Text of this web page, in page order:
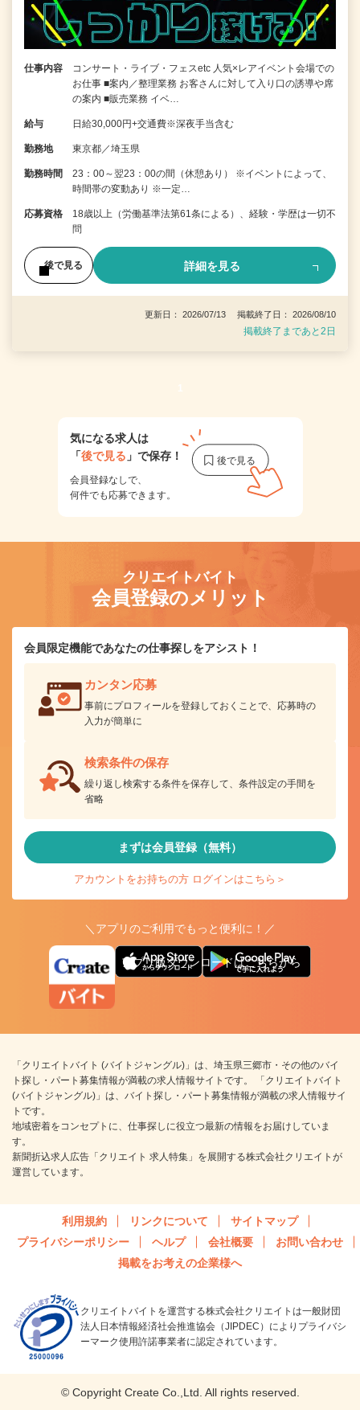
仕事内容
コンサート・ライブ・フェスetc 人気×レアイベント会場での
お仕事 ■案内／整理業務 お客さんに対して入り口の誘導や席
の案内 ■販売業務 イベ…
給与 日給30,000円+交通費※深夜手当含む
勤務地 東京都／埼玉県
勤務時間
23：00～翌23：00の間（休憩あり） ※イベントによって、
時間帯の変動あり ※一定…
応募資格
18歳以上（労働基準法第61条による）、経験・学歴は一切不
問
後で見る 詳細を見る
更新日： 2026/07/13 掲載終了日： 2026/08/10
掲載終了まであと2日
1
気になる求人は
「後で見る 」で保存！
会員登録なしで、
何件でも応募できます。
クリエイトバイト
会員登録のメリット
会員限定機能であなたの仕事探しをアシスト！
カンタン応募
事前にプロフィールを登録しておくことで、応募時の
入力が簡単に
検索条件の保存
繰り返し検索する条件を保存して、条件設定の手間を
省略
まずは会員登録（無料）
アカウントをお持ちの方 ログインはこちら＞
＼アプリのご利用でもっと便利に！／
アプリ版ダウンロードはこちらから
「クリエイトバイト (バイトジャングル)」は、埼玉県三郷市・その他のバイ
ト探し・パート募集情報が満載の求人情報サイトです。 「クリエイトバイト
(バイトジャングル)」は、バイト探し・パート募集情報が満載の求人情報サイ
トです。
地域密着をコンセプトに、仕事探しに役立つ最新の情報をお届けしていま
す。
新聞折込求人広告「クリエイト 求人特集」を展開する株式会社クリエイトが
運営しています。
利用規約 リンクについて
サイトマップ
プライバシーポリシー
ヘルプ 会社概要
お問い合わせ
掲載をお考えの企業様へ
クリエイトバイトを運営する株式会社クリエイトは一般財団
法人日本情報経済社会推進協会（JIPDEC）によりプライバシ
ーマーク使用許諾事業者に認定されています。
© Copyright Create Co.,Ltd. All rights reserved.